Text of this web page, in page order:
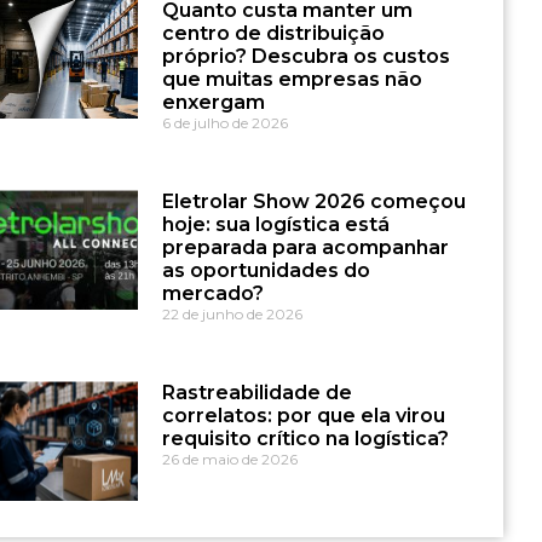
Quanto custa manter um
centro de distribuição
próprio? Descubra os custos
que muitas empresas não
enxergam
6 de julho de 2026
Eletrolar Show 2026 começou
hoje: sua logística está
preparada para acompanhar
as oportunidades do
mercado?
22 de junho de 2026
Rastreabilidade de
correlatos: por que ela virou
requisito crítico na logística?
26 de maio de 2026